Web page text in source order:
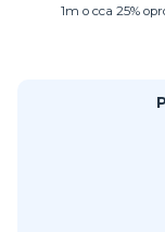
1m o cca 25%